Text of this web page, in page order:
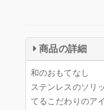
商品の詳細
和のおもてなし
ステンレスのソリ
てるこだわりのア